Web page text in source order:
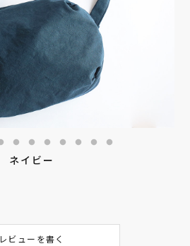
ネイビー
レビューを書く